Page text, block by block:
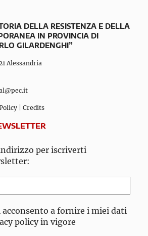
DELLA RESISTENZA E DELLA
IN PROVINCIA DI
GILARDENGHI”
Alessandria
Credits
per iscriverti
a fornire i miei dati
policy in vigore